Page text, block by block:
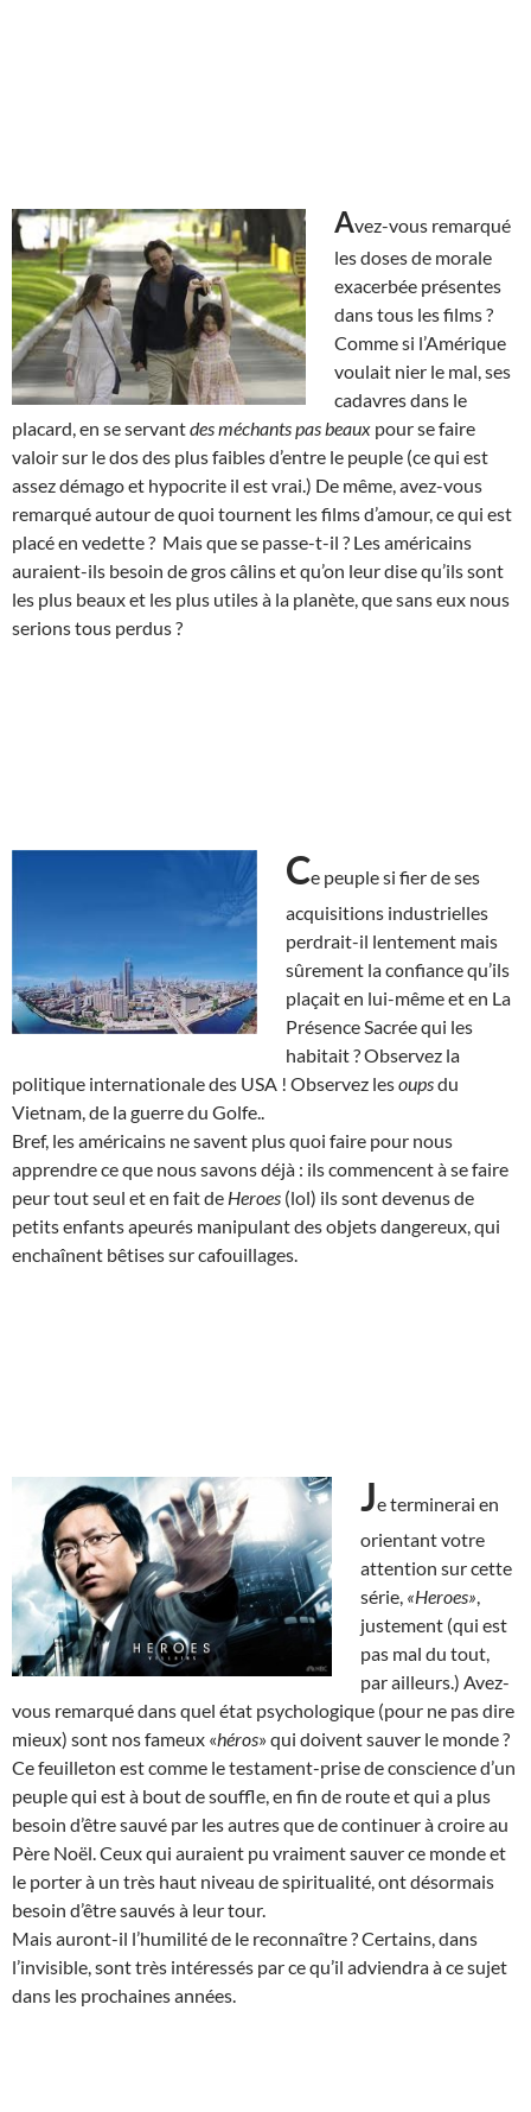
Avez-vous remarqué
les doses de morale
exacerbée présentes
dans tous les films ?
Comme si l’Amérique
voulait nier le mal, ses
cadavres dans le
placard, en se servantdes méchants pas beaux pour se faire
valoir sur le dos des plus faibles d’entre le peuple (ce qui est
assez démago et hypocrite il est vrai.) De même, avez-vous
remarqué autour de quoi tournent les films d’amour, ce qui est
placé en vedette ? Mais que se passe-t-il ? Les américains
auraient-ils besoin de gros câlins et qu’on leur dise qu’ils sont
les plus beaux et les plus utiles à la planète, que sans eux nous
serions tous perdus ?
Ce peuple si fier de ses
acquisitions industrielles
perdrait-il lentement mais
sûrement la confiance qu’ils
plaçait en lui-même et en La
Présence Sacrée qui les
habitait ? Observez la
politique internationale des USA ! Observez lesoupsdu
Vietnam, de la guerre du Golfe..
Bref, les américains ne savent plus quoi faire pour nous
apprendre ce que nous savons déjà : ils commencent à se faire
peur tout seul et en fait de Heroes (lol) ils sont devenus de
petits enfants apeurés manipulant des objets dangereux, qui
enchaînent bêtises sur cafouillages.
Je terminerai en
orientant votre
attention sur cette
série, «Heroes»
justement (qui est
pas mal du tout,
par ailleurs.) Avez-
vous remarqué dans quel état psychologique (pour ne pas dire
mieux) sont nos fameux «héros» qui doivent sauver le monde ?
Ce feuilleton est comme le testament-prise de conscience d’un
peuple qui est à bout de souffle, en fin de route et qui a plus
besoin d’être sauvé par les autres que de continuer à croire au
Père Noël. Ceux qui auraient pu vraiment sauver ce monde et
le porter à un très haut niveau de spiritualité, ont désormais
besoin d’être sauvés à leur tour.
Mais auront-il l’humilité de le reconnaître ? Certains, dans
l’invisible, sont très intéressés par ce qu’il adviendra à ce sujet
dans les prochaines années.